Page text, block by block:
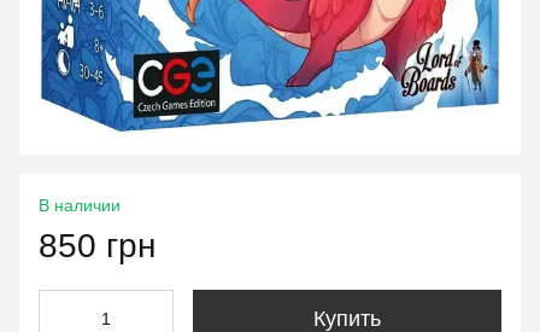
В наличии
850 грн
Купить